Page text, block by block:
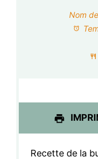
t
o
Nom
Recette de la